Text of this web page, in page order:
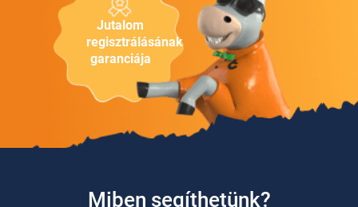
Jutalom
regisztrálásának
garanciája
Miben segíthetünk?